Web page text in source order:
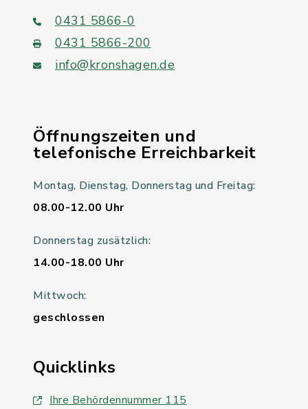
0431 5866-0
0431 5866-200
info@kronshagen.de
Öffnungszeiten und
telefonische Erreichbarkeit
Montag, Dienstag, Donnerstag und Freitag:
08.00-12.00 Uhr
Donnerstag zusätzlich:
14.00-18.00 Uhr
Mittwoch:
geschlossen
Quicklinks
Ihre Behördennummer 115